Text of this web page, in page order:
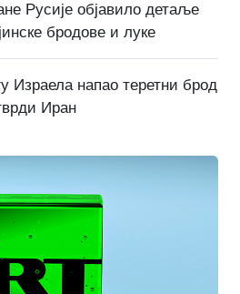
Русије објавило детаље
бродове и луке
Израела напао теретни брод
Иран